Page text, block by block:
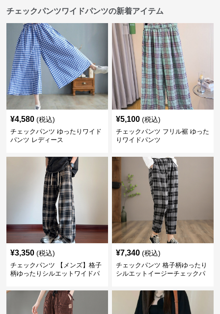
チェックパンツワイドパンツの新着アイテム
¥4,580 (税込)
チェックパンツ ゆったりワイド
パンツ レディース
¥5,100 (税込)
チェックパンツ フリル裾 ゆった
りワイドパンツ
¥3,350 (税込)
チェックパンツ 【メンズ】格子
柄ゆったりシルエットワイドパ
¥7,340 (税込)
チェックパンツ 格子柄ゆったり
シルエットイージーチェックパ